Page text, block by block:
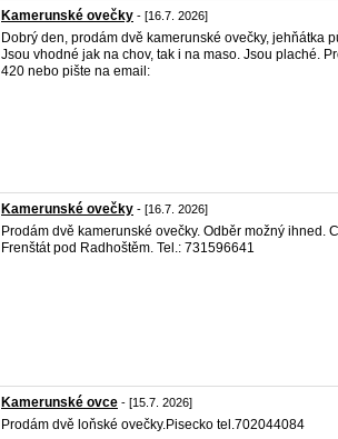
Kamerunské ovečky - [16.7. 2026]
Dobrý den, prodám dvě kamerunské ovečky, jehňátka
Jsou vhodné jak na chov, tak i na maso. Jsou plaché.
420 nebo pište na email:
Kamerunské ovečky - [16.7. 2026]
Prodám dvě kamerunské ovečky. Odběr možný ihned.
Frenštát pod Radhoštěm. Tel.: 731596641
Kamerunské ovce - [15.7. 2026]
Prodám dvě loňské ovečky.Pisecko tel.702044084